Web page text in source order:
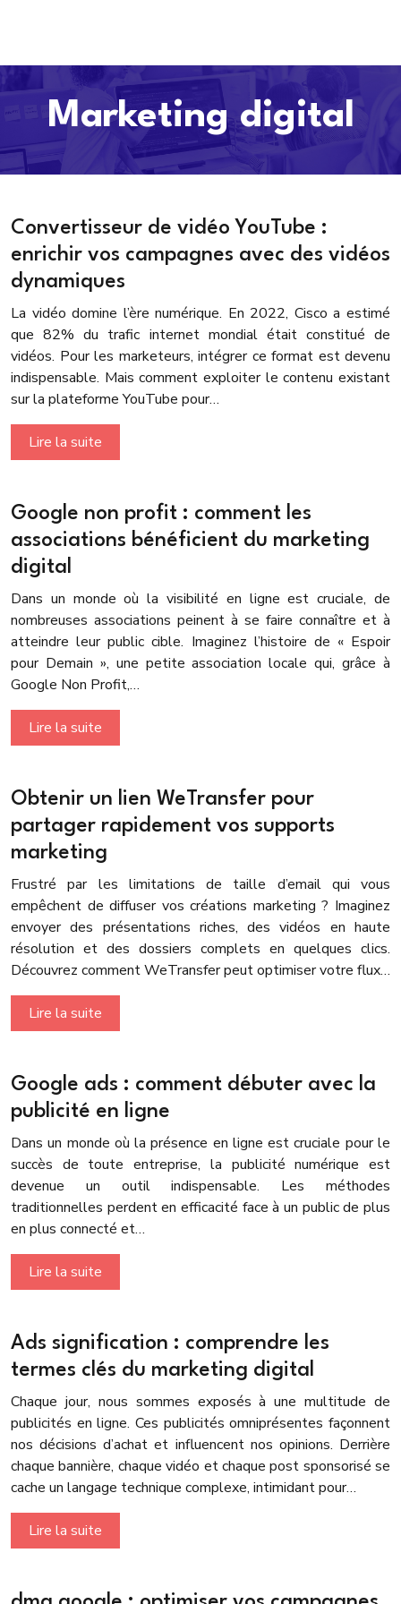
Marketing digital
Convertisseur de vidéo YouTube :
enrichir vos campagnes avec des vidéos
dynamiques
La vidéo domine l’ère numérique. En 2022, Cisco a estimé
que 82% du trafic internet mondial était constitué de
vidéos. Pour les marketeurs, intégrer ce format est devenu
indispensable. Mais comment exploiter le contenu existant
sur la plateforme YouTube pour…
Lire la suite
Google non profit : comment les
associations bénéficient du marketing
digital
Dans un monde où la visibilité en ligne est cruciale, de
nombreuses associations peinent à se faire connaître et à
atteindre leur public cible. Imaginez l’histoire de « Espoir
pour Demain », une petite association locale qui, grâce à
Google Non Profit,…
Lire la suite
Obtenir un lien WeTransfer pour
partager rapidement vos supports
marketing
Frustré par les limitations de taille d’email qui vous
empêchent de diffuser vos créations marketing ? Imaginez
envoyer des présentations riches, des vidéos en haute
résolution et des dossiers complets en quelques clics.
Découvrez comment WeTransfer peut optimiser votre flux…
Lire la suite
Google ads : comment débuter avec la
publicité en ligne
Dans un monde où la présence en ligne est cruciale pour le
succès de toute entreprise, la publicité numérique est
devenue un outil indispensable. Les méthodes
traditionnelles perdent en efficacité face à un public de plus
en plus connecté et…
Lire la suite
Ads signification : comprendre les
termes clés du marketing digital
Chaque jour, nous sommes exposés à une multitude de
publicités en ligne. Ces publicités omniprésentes façonnent
nos décisions d’achat et influencent nos opinions. Derrière
chaque bannière, chaque vidéo et chaque post sponsorisé se
cache un langage technique complexe, intimidant pour…
Lire la suite